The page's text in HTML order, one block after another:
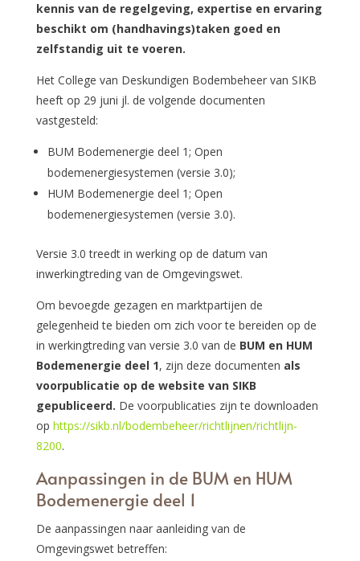
kennis van de regelgeving, expertise en ervaring
beschikt om (handhavings)taken goed en
zelfstandig uit te voeren.
Het College van Deskundigen Bodembeheer van SIKB
heeft op 29 juni jl. de volgende documenten
vastgesteld:
BUM Bodemenergie deel 1; Open
bodemenergiesystemen (versie 3.0);
HUM Bodemenergie deel 1; Open
bodemenergiesystemen (versie 3.0).
Versie 3.0 treedt in werking op de datum van
inwerkingtreding van de Omgevingswet.
Om bevoegde gezagen en marktpartijen de
gelegenheid te bieden om zich voor te bereiden op de
in werkingtreding van versie 3.0 van de BUM en HUM
Bodemenergie deel 1, zijn deze documenten als
voorpublicatie op de website van SIKB
gepubliceerd. De voorpublicaties zijn te downloaden
op https://sikb.nl/bodembeheer/richtlijnen/richtlijn-
8200.
Aanpassingen in de BUM en HUM
Bodemenergie deel 1
De aanpassingen naar aanleiding van de
Omgevingswet betreffen: